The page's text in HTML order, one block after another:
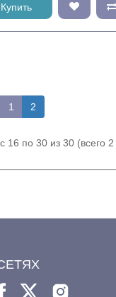
Купить
1 2
16 по 30 из 30 (всего 2